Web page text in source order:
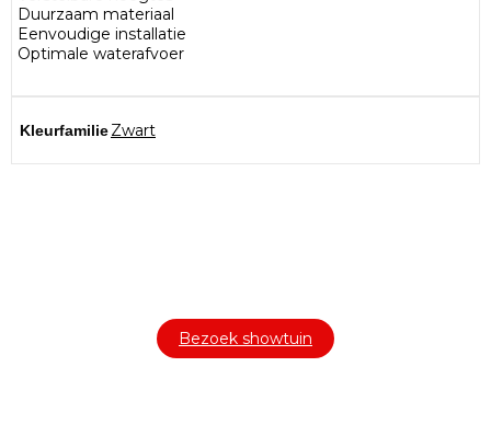
Duurzaam materiaal
Eenvoudige installatie
Optimale waterafvoer
KleurfamilieZwart
Bezoek showtuin